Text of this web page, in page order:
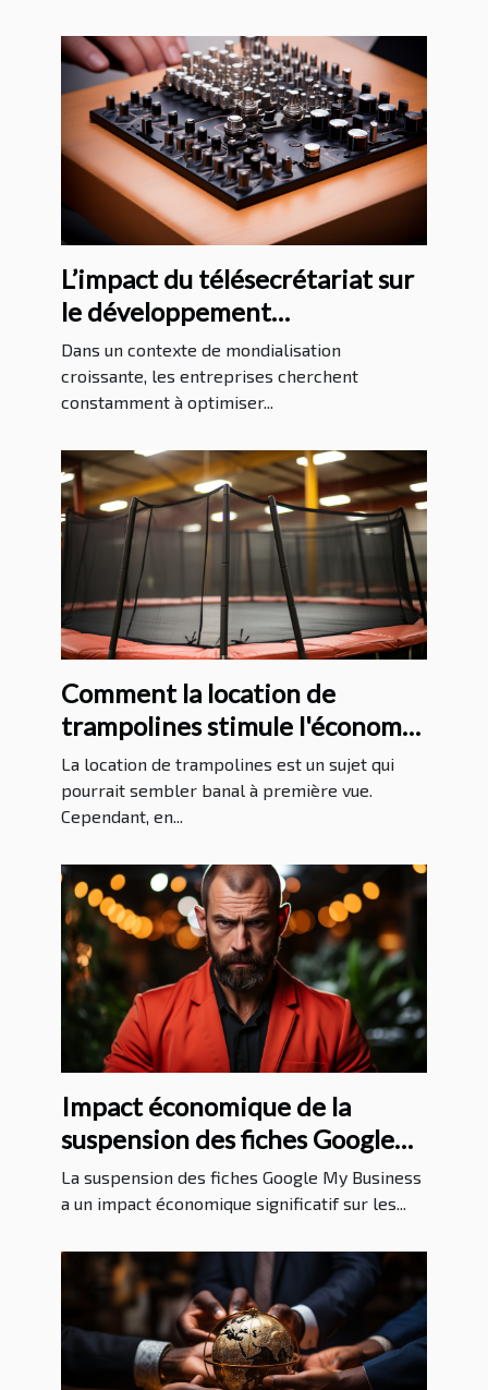
L’impact du télésecrétariat sur
le développement
international des entreprises
Dans un contexte de mondialisation
croissante, les entreprises cherchent
constamment à optimiser...
Comment la location de
trampolines stimule l'économie
locale
La location de trampolines est un sujet qui
pourrait sembler banal à première vue.
Cependant, en...
Impact économique de la
suspension des fiches Google
My Business sur les entreprises
La suspension des fiches Google My Business
a un impact économique significatif sur les...